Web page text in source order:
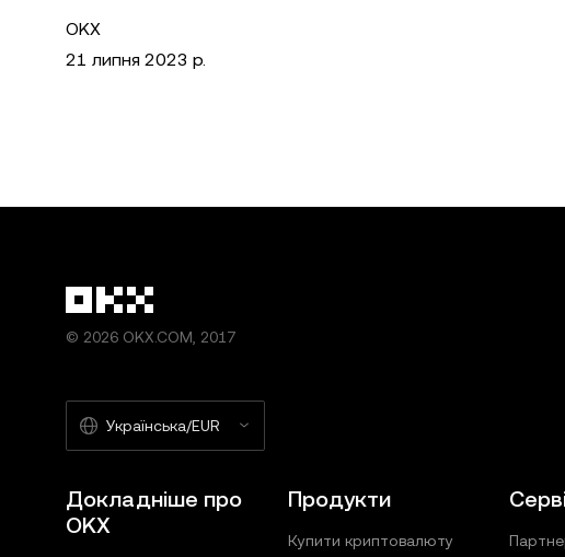
OKX
21 липня 2023 р.
© 2026 OKX.COM, 2017
Українська/EUR
Докладніше про
OKX
Продукти
Купити криптовалюту